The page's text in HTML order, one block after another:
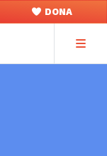
DONA